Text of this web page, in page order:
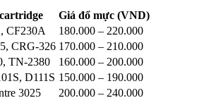
Giá đổ mực (VND)
CF230A
180.000 – 220.000
CRG-326 170.000 – 210.000
TN-2380
160.000 – 200.000
D111S 150.000 – 190.000
3025 200.000 – 240.000